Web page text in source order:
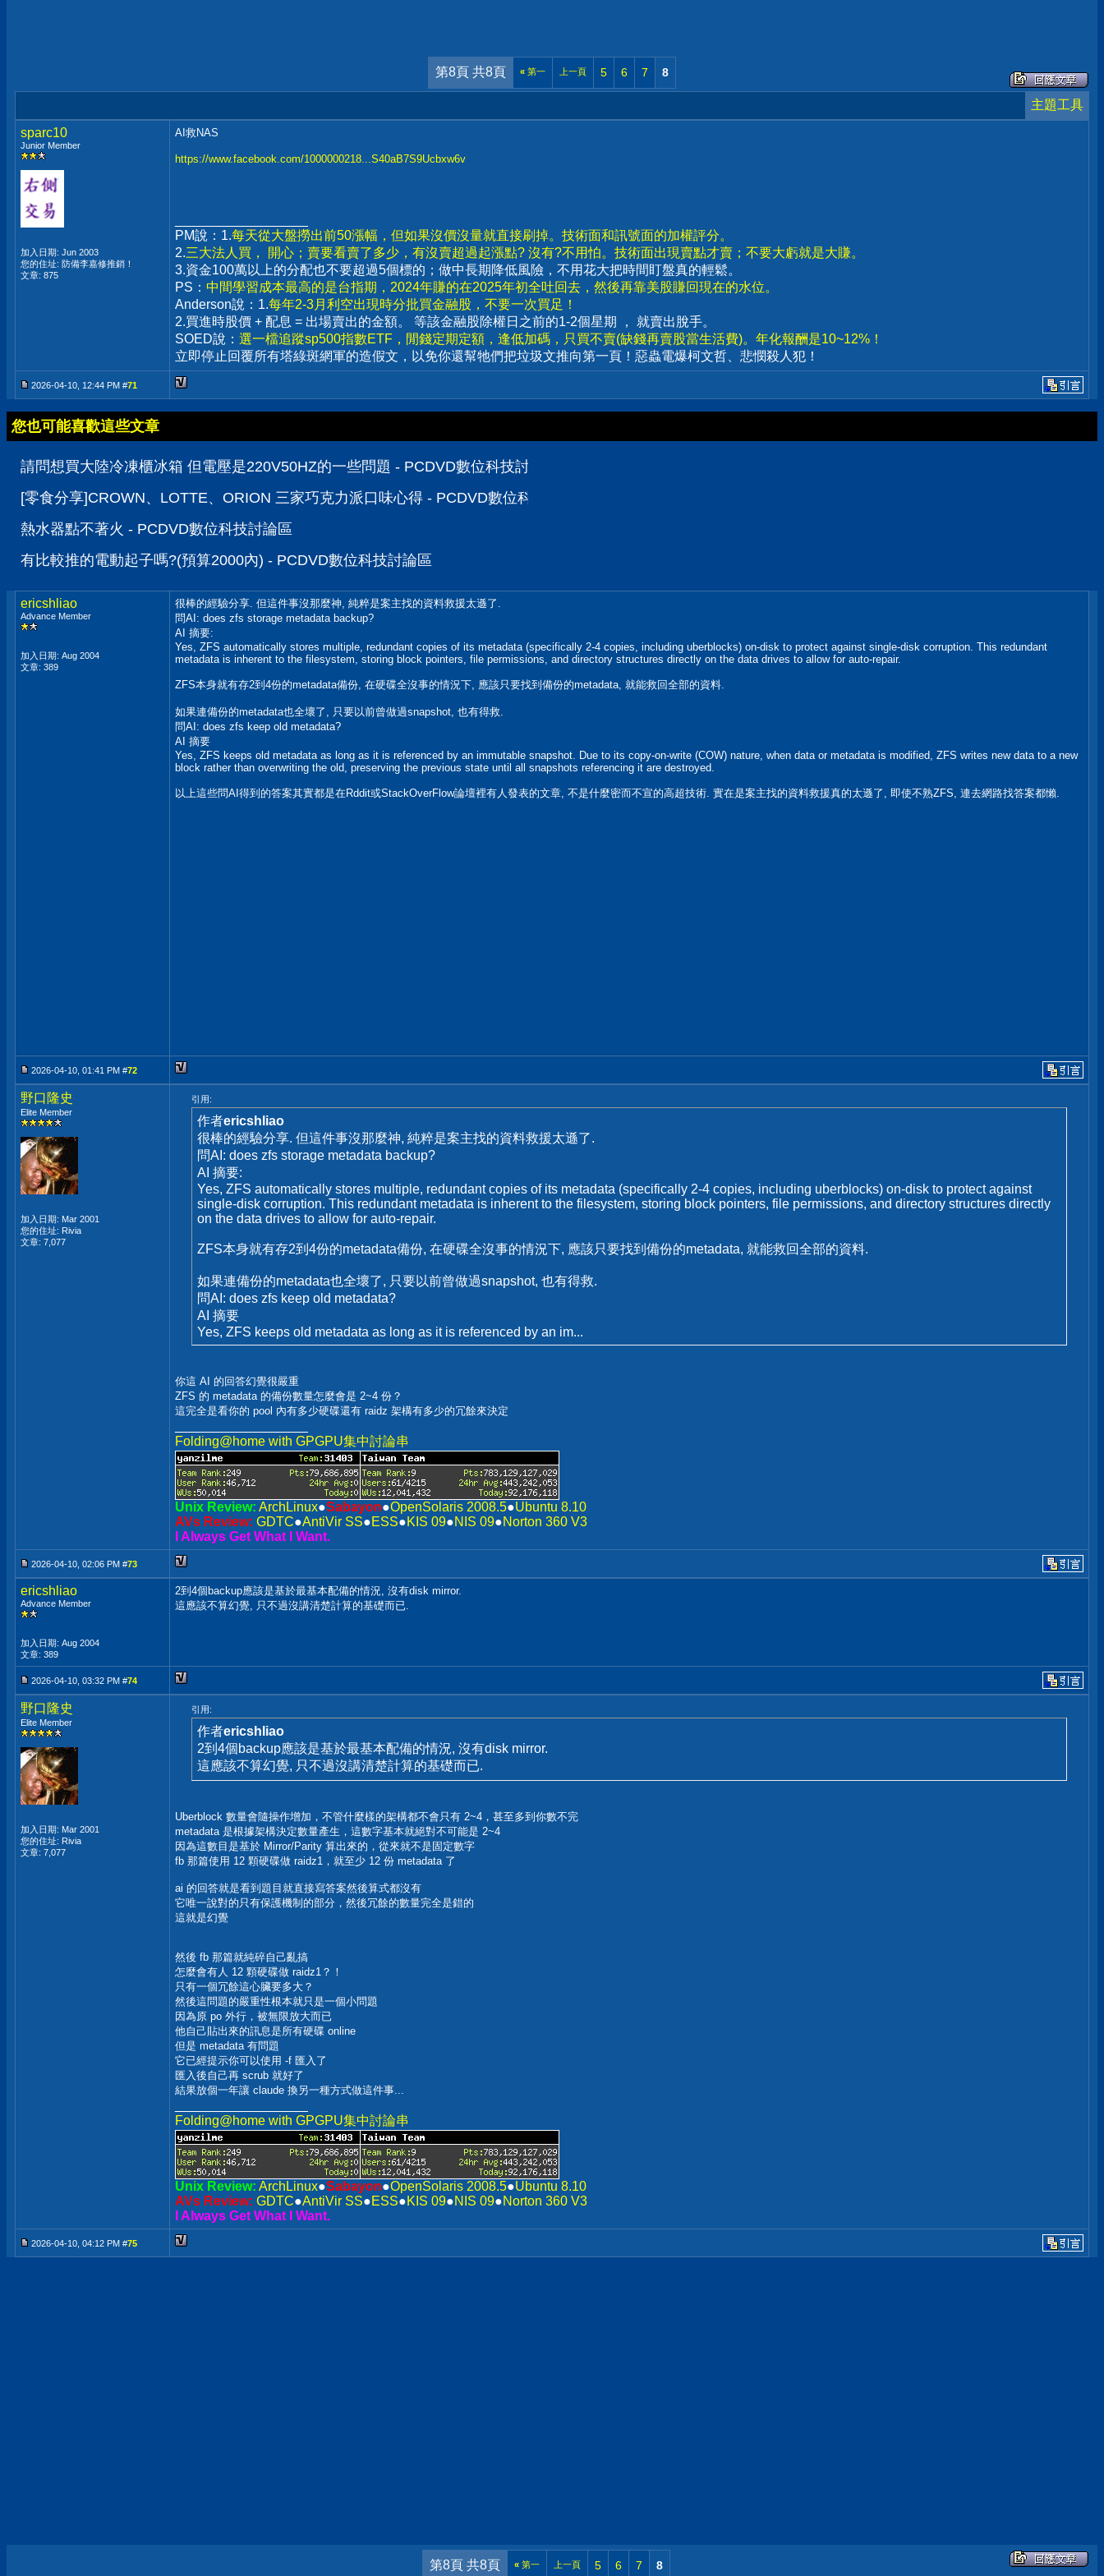
第8頁 共8頁 « 第一 上一頁 5 6 7 8
主題工具
sparc10
Junior Member
加入日期: Jun 2003
您的住址: 防備李嘉修推銷！
文章: 875
AI救NAS
https://www.facebook.com/1000000218...S40aB7S9Ucbxw6v
PM說：1.每天從大盤撈出前50漲幅，但如果沒價沒量就直接刷掉。技術面和訊號面的加權評分。
2.三大法人買， 開心；賣要看賣了多少，有沒賣超過起漲點? 沒有?不用怕。技術面出現賣點才賣；不要大虧就是大賺。
3.資金100萬以上的分配也不要超過5個標的；做中長期降低風險，不用花大把時間盯盤真的輕鬆。
PS： 中間學習成本最高的是台指期，2024年賺的在2025年初全吐回去，然後再靠美股賺回現在的水位。
Anderson說：1.每年2-3月利空出現時分批買金融股，不要一次買足！
2.買進時股價 + 配息 = 出場賣出的金額。 等該金融股除權日之前的1-2個星期 ， 就賣出脫手。
SOED說： 選一檔追蹤sp500指數ETF，閒錢定期定額，逢低加碼，只買不賣(缺錢再賣股當生活費)。年化報酬是10~12%！
立即停止回覆所有塔綠斑網軍的造假文，以免你還幫牠們把垃圾文推向第一頁！惡蟲電爆柯文哲、悲憫殺人犯！
2026-04-10, 12:44 PM #71
您也可能喜歡這些文章
請問想買大陸冷凍櫃冰箱 但電壓是220V50HZ的一些問題 - PCDVD數位科技討論區
[零食分享]CROWN、LOTTE、ORION 三家巧克力派口味心得 - PCDVD數位科技討論區
熱水器點不著火 - PCDVD數位科技討論區
有比較推的電動起子嗎?(預算2000內) - PCDVD數位科技討論區
ericshliao
Advance Member
加入日期: Aug 2004
文章: 389
很棒的經驗分享. 但這件事沒那麼神, 純粹是案主找的資料救援太遜了.
問AI: does zfs storage metadata backup?
AI 摘要:
Yes, ZFS automatically stores multiple, redundant copies of its metadata (specifically 2-4 copies, including uberblocks) on-disk to protect against single-disk corruption. This redundant
metadata is inherent to the filesystem, storing block pointers, file permissions, and directory structures directly on the data drives to allow for auto-repair.
ZFS本身就有存2到4份的metadata備份, 在硬碟全沒事的情況下, 應該只要找到備份的metadata, 就能救回全部的資料.
如果連備份的metadata也全壞了, 只要以前曾做過snapshot, 也有得救.
問AI: does zfs keep old metadata?
AI 摘要
Yes, ZFS keeps old metadata as long as it is referenced by an immutable snapshot. Due to its copy-on-write (COW) nature, when data or metadata is modified, ZFS writes new data to a new
block rather than overwriting the old, preserving the previous state until all snapshots referencing it are destroyed.
以上這些問AI得到的答案其實都是在Rddit或StackOverFlow論壇裡有人發表的文章, 不是什麼密而不宣的高超技術. 實在是案主找的資料救援真的太遜了, 即使不熟ZFS, 連去網路找答案都懶.
2026-04-10, 01:41 PM #72
野口隆史
Elite Member
加入日期: Mar 2001
您的住址: Rivia
文章: 7,077
引用:
作者ericshliao
很棒的經驗分享. 但這件事沒那麼神, 純粹是案主找的資料救援太遜了.
問AI: does zfs storage metadata backup?
AI 摘要:
Yes, ZFS automatically stores multiple, redundant copies of its metadata (specifically 2-4 copies, including uberblocks) on-disk to protect against
single-disk corruption. This redundant metadata is inherent to the filesystem, storing block pointers, file permissions, and directory structures directly
on the data drives to allow for auto-repair.
ZFS本身就有存2到4份的metadata備份, 在硬碟全沒事的情況下, 應該只要找到備份的metadata, 就能救回全部的資料.
如果連備份的metadata也全壞了, 只要以前曾做過snapshot, 也有得救.
問AI: does zfs keep old metadata?
AI 摘要
Yes, ZFS keeps old metadata as long as it is referenced by an im...
你這 AI 的回答幻覺很嚴重
ZFS 的 metadata 的備份數量怎麼會是 2~4 份？
這完全是看你的 pool 內有多少硬碟還有 raidz 架構有多少的冗餘來決定
Folding@home with GPGPU集中討論串
Unix Review: ArchLinux●Sabayon●OpenSolaris 2008.5●Ubuntu 8.10
AVs Review: GDTC●AntiVir SS●ESS●KIS 09●NIS 09●Norton 360 V3
I Always Get What I Want.
2026-04-10, 02:06 PM #73
ericshliao
Advance Member
加入日期: Aug 2004
文章: 389
2到4個backup應該是基於最基本配備的情況, 沒有disk mirror.
這應該不算幻覺, 只不過沒講清楚計算的基礎而已.
2026-04-10, 03:32 PM #74
野口隆史
Elite Member
加入日期: Mar 2001
您的住址: Rivia
文章: 7,077
引用:
作者ericshliao
2到4個backup應該是基於最基本配備的情況, 沒有disk mirror.
這應該不算幻覺, 只不過沒講清楚計算的基礎而已.
Uberblock 數量會隨操作增加，不管什麼樣的架構都不會只有 2~4，甚至多到你數不完
metadata 是根據架構決定數量產生，這數字基本就絕對不可能是 2~4
因為這數目是基於 Mirror/Parity 算出來的，從來就不是固定數字
fb 那篇使用 12 顆硬碟做 raidz1，就至少 12 份 metadata 了
ai 的回答就是看到題目就直接寫答案然後算式都沒有
它唯一說對的只有保護機制的部分，然後冗餘的數量完全是錯的
這就是幻覺
然後 fb 那篇就純碎自己亂搞
怎麼會有人 12 顆硬碟做 raidz1？！
只有一個冗餘這心臟要多大？
然後這問題的嚴重性根本就只是一個小問題
因為原 po 外行，被無限放大而已
他自己貼出來的訊息是所有硬碟 online
但是 metadata 有問題
它已經提示你可以使用 -f 匯入了
匯入後自己再 scrub 就好了
結果放個一年讓 claude 換另一種方式做這件事...
Folding@home with GPGPU集中討論串
Unix Review: ArchLinux●Sabayon●OpenSolaris 2008.5●Ubuntu 8.10
AVs Review: GDTC●AntiVir SS●ESS●KIS 09●NIS 09●Norton 360 V3
I Always Get What I Want.
2026-04-10, 04:12 PM #75
第8頁 共8頁 « 第一 上一頁 5 6 7 8